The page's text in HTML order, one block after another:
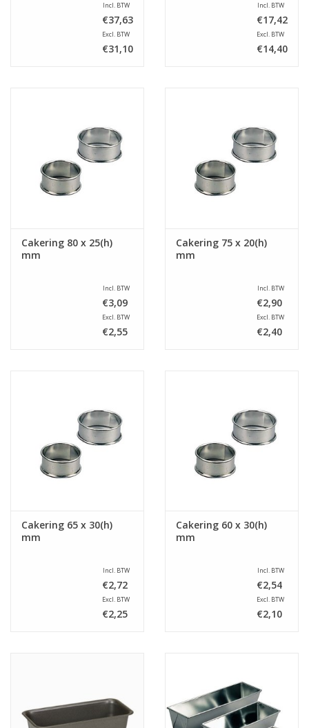
Incl. BTW
€37,63
Excl. BTW
€31,10
Incl. BTW
€17,42
Excl. BTW
€14,40
Cakering 80 x 25(h)
mm
Incl. BTW
€3,09
Excl. BTW
€2,55
Cakering 75 x 20(h)
mm
Incl. BTW
€2,90
Excl. BTW
€2,40
Cakering 65 x 30(h)
mm
Incl. BTW
€2,72
Excl. BTW
€2,25
Cakering 60 x 30(h)
mm
Incl. BTW
€2,54
Excl. BTW
€2,10